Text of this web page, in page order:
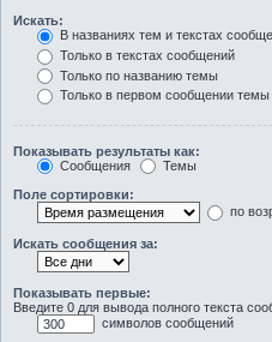
Искать:
В названиях тем и текстах
Только в текстах сообщений
Только по названию темы
Только в первом сообщении темы
Показывать результаты как:
Сообщения
Темы
Поле сортировки:
по
Искать сообщения за:
Показывать первые:
Введите 0 для вывода полного текста
символов сообщений